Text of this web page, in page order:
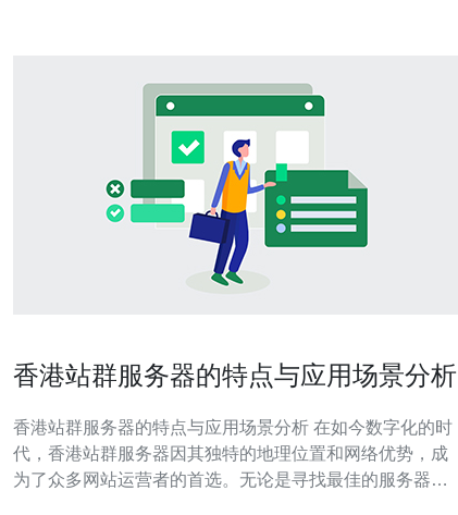
香港站群服务器的特点与应用场景分析
香港站群服务器的特点与应用场景分析 在如今数字化的时
代，香港站群服务器因其独特的地理位置和网络优势，成
为了众多网站运营者的首选。无论是寻找最佳的服务器性